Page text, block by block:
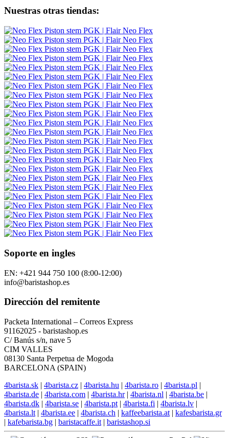
Nuestras otras tiendas:
Soporte en ingles
EN: +421 944 750 100 (8:00-12:00)
info@baristashop.es
Dirección del remitente
Packeta International – Correos Express
91162025 - baristashop.es
C/ Banús s/n, nave 5
CIM VALLES
08130 Santa Perpetua de Mogoda
BARCELONA (SPAIN)
4barista.sk | 4barista.cz | 4barista.hu | 4barista.ro | 4barista.pl |
4barista.de | 4barista.com | 4barista.hr| 4barista.nl | 4barista.be |
4barista.dk | 4barista.se | 4barista.pt | 4barista.fi | 4barista.lv |
4barista.lt | 4barista.ee | 4barista.ch | kaffeebarista.at | kafesbarista.gr
| kafebarista.bg | baristacaffe.it | baristashop.si